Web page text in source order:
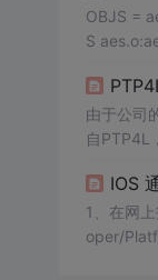
OBJS = aes.o
由于公司
自PTP4L
只会获取
IOS
1、在网
oper/